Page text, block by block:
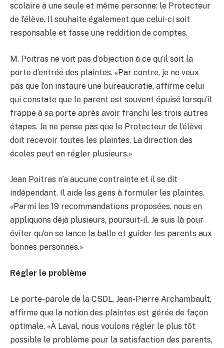
scolaire à une seule et même personne: le Protecteur
de l’élève. Il souhaite également que celui-ci soit
responsable et fasse une reddition de comptes.
M. Poitras ne voit pas d’objection à ce qu’il soit la
porte d’entrée des plaintes. «Par contre, je ne veux
pas que l’on instaure une bureaucratie, affirme celui
qui constate que le parent est souvent épuisé lorsqu’il
frappe à sa porte après avoir franchi les trois autres
étapes. Je ne pense pas que le Protecteur de l’élève
doit recevoir toutes les plaintes. La direction des
écoles peut en régler plusieurs.»
Jean Poitras n’a aucune contrainte et il se dit
indépendant. Il aide les gens à formuler les plaintes.
«Parmi les 19 recommandations proposées, nous en
appliquons déjà plusieurs, poursuit-il. Je suis là pour
éviter qu’on se lance la balle et guider les parents aux
bonnes personnes.»
Régler le problème
Le porte-parole de la CSDL, Jean-Pierre Archambault,
affirme que la notion des plaintes est gérée de façon
optimale. «À Laval, nous voulons régler le plus tôt
possible le problème pour la satisfaction des parents,